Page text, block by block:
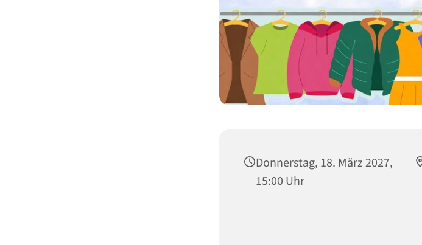
Donnerstag, 18. März 2027,
15:00 Uhr